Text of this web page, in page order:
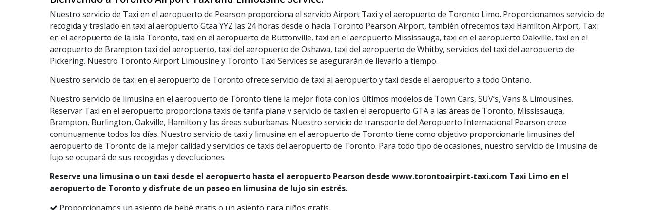
Nuestro servicio de Taxi en el aeropuerto de Pearson proporciona el servicio Airport Taxi y el aeropuerto de Toronto Limo. Proporcionamos servicio de
recogida y traslado en taxi al aeropuerto Gtaa YYZ las 24 horas desde o hacia Toronto Pearson Airport, también ofrecemos taxi Hamilton Airport, Taxi
en el aeropuerto de la isla Toronto, taxi en el aeropuerto de Buttonville, taxi en el aeropuerto Mississauga, taxi en el aeropuerto Oakville, taxi en el
aeropuerto de Brampton taxi del aeropuerto, taxi del aeropuerto de Oshawa, taxi del aeropuerto de Whitby, servicios del taxi del aeropuerto de
Pickering. Nuestro Toronto Airport Limousine y Toronto Taxi Services se asegurarán de llevarlo a tiempo.
Nuestro servicio de taxi en el aeropuerto de Toronto ofrece servicio de taxi al aeropuerto y taxi desde el aeropuerto a todo Ontario.
Nuestro servicio de limusina en el aeropuerto de Toronto tiene la mejor flota con los últimos modelos de Town Cars, SUV’s, Vans & Limousines.
Reservar Taxi en el aeropuerto proporciona taxis de tarifa plana y servicio de taxi en el aeropuerto GTA a las áreas de Toronto, Mississauga,
Brampton, Burlington, Oakville, Hamilton y las áreas suburbanas. Nuestro servicio de transporte del Aeropuerto Internacional Pearson crece
continuamente todos los días. Nuestro servicio de taxi y limusina en el aeropuerto de Toronto tiene como objetivo proporcionarle limusinas del
aeropuerto de Toronto de la mejor calidad y servicios de taxis del aeropuerto de Toronto. Para todo tipo de ocasiones, nuestro servicio de limusina de
lujo se ocupará de sus recogidas y devoluciones.
Reserve una limusina o un taxi desde el aeropuerto hasta el aeropuerto Pearson desde www.torontoairpirt-taxi.com Taxi Limo en el
aeropuerto de Toronto y disfrute de un paseo en limusina de lujo sin estrés.
Proporcionamos un asiento de bebé gratis o un asiento para niños gratis.